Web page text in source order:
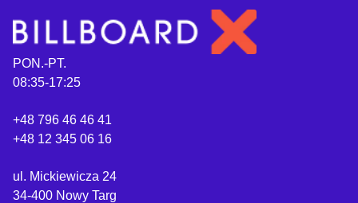
PON.-PT.
08:35-17:25
+48 796 46 46 41
+48 12 345 06 16
ul. Mickiewicza 24
34-400 Nowy Targ